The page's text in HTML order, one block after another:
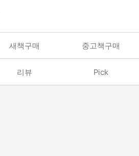
새책구매 중고책구매
리뷰 Pick